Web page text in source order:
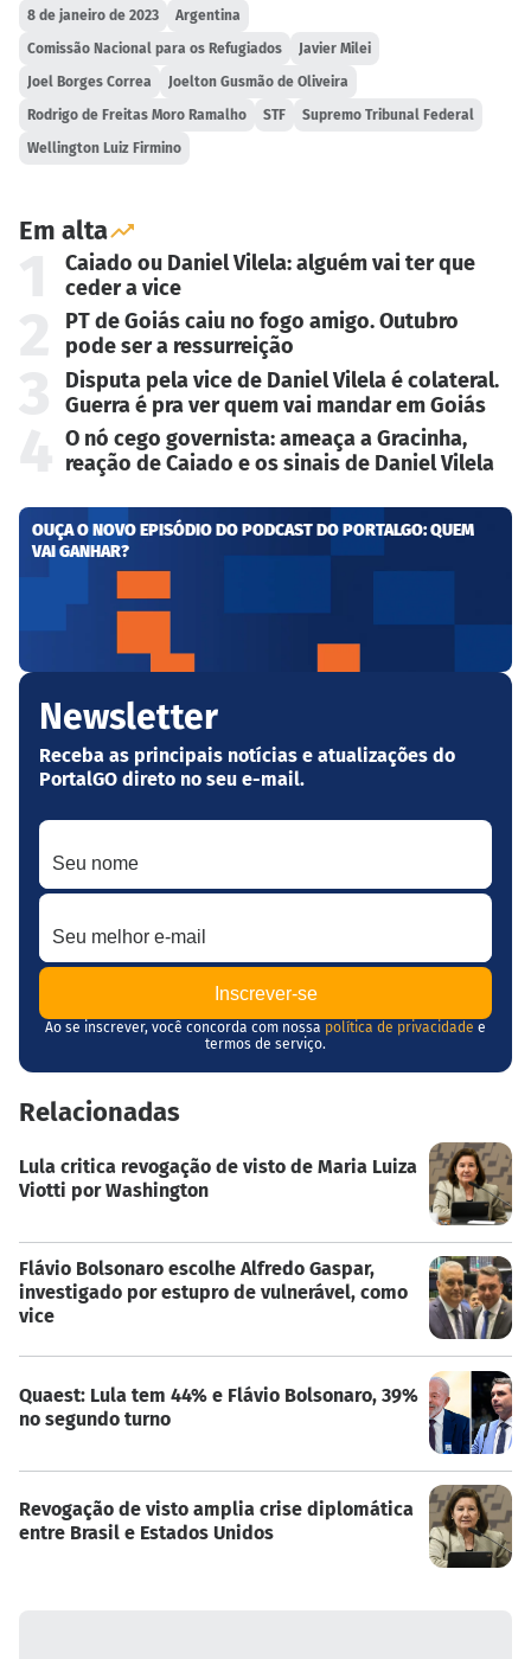
8 de janeiro de 2023 Argentina
Comissão Nacional para os Refugiados Javier Milei
Joel Borges Correa Joelton Gusmão de Oliveira
Rodrigo de Freitas Moro Ramalho STF Supremo Tribunal Federal
Wellington Luiz Firmino
Em alta
Caiado ou Daniel Vilela: alguém vai ter que
ceder a vice
PT de Goiás caiu no fogo amigo. Outubro
pode ser a ressurreição
Disputa pela vice de Daniel Vilela é colateral.
Guerra é pra ver quem vai mandar em Goiás
O nó cego governista: ameaça a Gracinha,
reação de Caiado e os sinais de Daniel Vilela
OUÇA O NOVO EPISÓDIO DO PODCAST DO PORTALGO: QUEM
VAI GANHAR?
Newsletter
Receba as principais notícias e atualizações do
PortalGO direto no seu e-mail.
Seu nome
Seu melhor e-mail
Ao se inscrever, você concorda com nossa política de privacidade e
termos de serviço.
Relacionadas
Lula critica revogação de visto de Maria Luiza
Viotti por Washington
Flávio Bolsonaro escolhe Alfredo Gaspar,
investigado por estupro de vulnerável, como
vice
Quaest: Lula tem 44% e Flávio Bolsonaro, 39%
no segundo turno
Revogação de visto amplia crise diplomática
entre Brasil e Estados Unidos